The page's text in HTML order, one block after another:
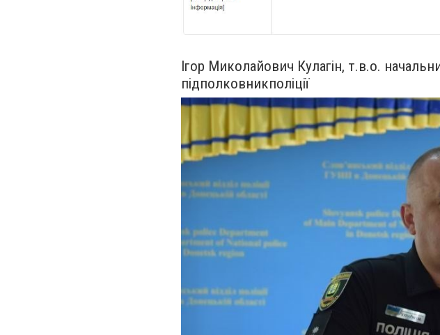
Ігор Миколайович Кулагін, т.в.о.
підполковникполіції